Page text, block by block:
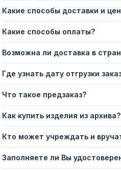
Какие способы доставки и
Какие способы оплаты?
Возможна ли доставка в
Где узнать дату отгрузки
Что такое предзаказ?
Как купить изделия из архива?
Кто может учреждать и
Заполняете ли Вы